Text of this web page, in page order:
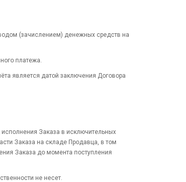
(зачислением) денежных средств на
платежа.
является датой заключения Договора
Заказа в исключительных
Заказа на складе Продавца, в том
Заказа до момента поступления
не несет.